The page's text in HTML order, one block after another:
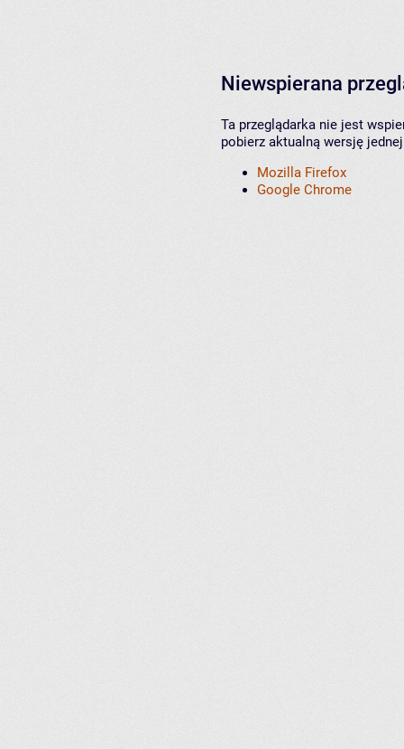
Niewspierana
Ta przeglądarka nie jest
pobierz aktualną wersję
Mozilla Firefox
Google Chrome